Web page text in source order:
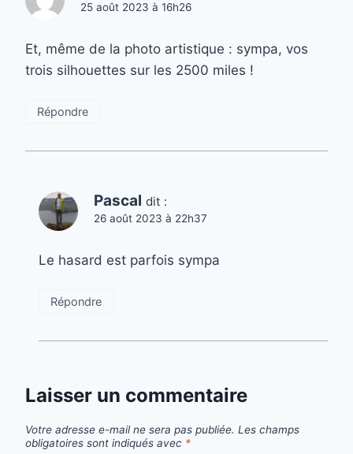
25 août 2023 à 16h26
Et, même de la photo artistique : sympa, vos
trois silhouettes sur les 2500 miles !
Répondre
Pascal dit :
26 août 2023 à 22h37
Le hasard est parfois sympa
Répondre
Laisser un commentaire
Votre adresse e-mail ne sera pas publiée. Les champs
obligatoires sont indiqués avec *